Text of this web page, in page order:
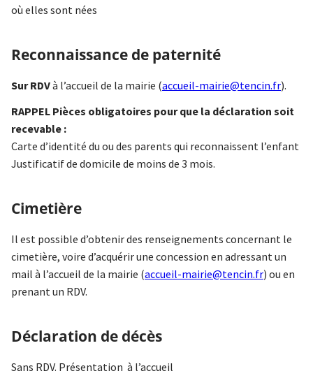
où elles sont nées
Reconnaissance de paternité
Sur RDVà l’accueil de la mairie (accueil-mairie@tencin.fr).
RAPPEL Pièces obligatoires pour que la déclaration soit
recevable :
Carte d’identité du ou des parents qui reconnaissent l’enfant
Justificatif de domicile de moins de 3 mois.
Cimetière
Il est possible d’obtenir des renseignements concernant le
cimetière, voire d’acquérir une concession en adressant un
mail à l’accueil de la mairie (accueil-mairie@tencin.fr) ou en
prenant un RDV.
Déclaration de décès
Sans RDV. Présentation à l’accueil